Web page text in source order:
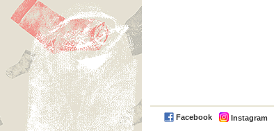
Facebook Instagram